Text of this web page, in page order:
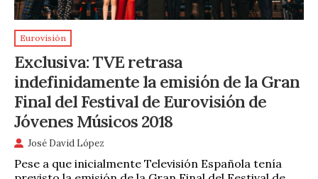
Eurovisión
Exclusiva: TVE retrasa
indefinidamente la emisión de la Gran
Final del Festival de Eurovisión de
Jóvenes Músicos 2018
José David López
Pese a que inicialmente Televisión Española tenía